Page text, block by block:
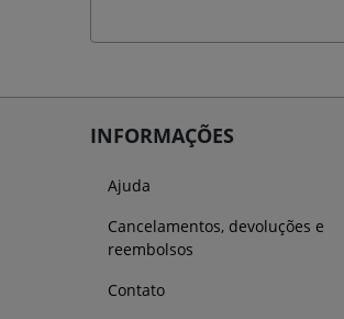
INFORMAÇÕES
Ajuda
Cancelamentos, devoluções e
reembolsos
Contato